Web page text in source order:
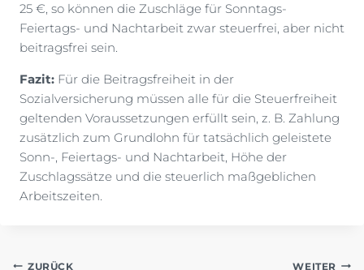
25 €, so können die Zuschläge für Sonntags-
Feiertags- und Nachtarbeit zwar steuerfrei, aber nicht
beitragsfrei sein.
Fazit: Für die Beitragsfreiheit in der
Sozialversicherung müssen alle für die Steuerfreiheit
geltenden Voraussetzungen erfüllt sein, z. B. Zahlung
zusätzlich zum Grundlohn für tatsächlich geleistete
Sonn-, Feiertags- und Nachtarbeit, Höhe der
Zuschlagssätze und die steuerlich maßgeblichen
Arbeitszeiten.
ZURÜCK WEITER